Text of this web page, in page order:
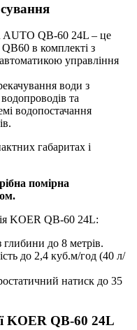
AUTO QB-60 24L – це
в комплекті з
управління
води з
та
водопостачання
габаритах і
помірна
KOER QB-60 24L:
глибини до 8 метрів.
до 2,4 куб.м/год (40 л/
натиск до 35
KOER QB-60 24L